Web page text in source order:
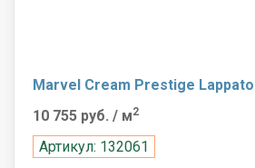
Marvel Cream Prestige Lappato
10 755 руб. / м2
Артикул: 132061